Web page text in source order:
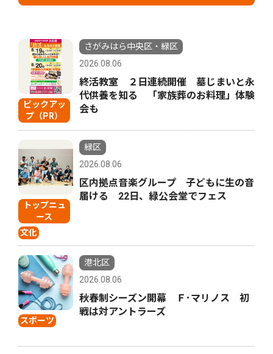
ピックアッ
プ（PR）
さがみはら中央区・緑区
2026.08.06
終活教室 ２日連続開催 墓じまいと永
代供養を知る 「家族葬のお料理」体験
会も
トップニュ
ース
文化
緑区
2026.08.06
区内拠点音楽グループ 子どもに生の音
届ける 22日、緑公会堂でフェス
スポーツ
港北区
2026.08.06
秋春制シーズン開幕 Ｆ･マリノス 初
戦は対アントラーズ